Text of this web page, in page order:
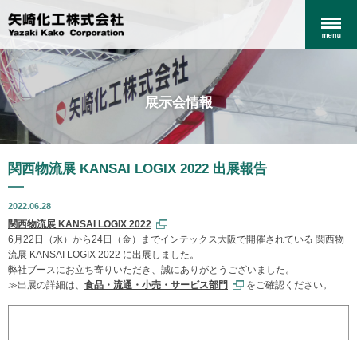
展示会情報
関西物流展 KANSAI LOGIX 2022 出展報告
2022.06.28
関西物流展 KANSAI LOGIX 2022
6月22日（水）から24日（金）までインテックス大阪で開催されている 関西物
流展 KANSAI LOGIX 2022 に出展しました。
弊社ブースにお立ち寄りいただき、誠にありがとうございました。
≫出展の詳細は、 食品・流通・小売・サービス部門 をご確認ください。